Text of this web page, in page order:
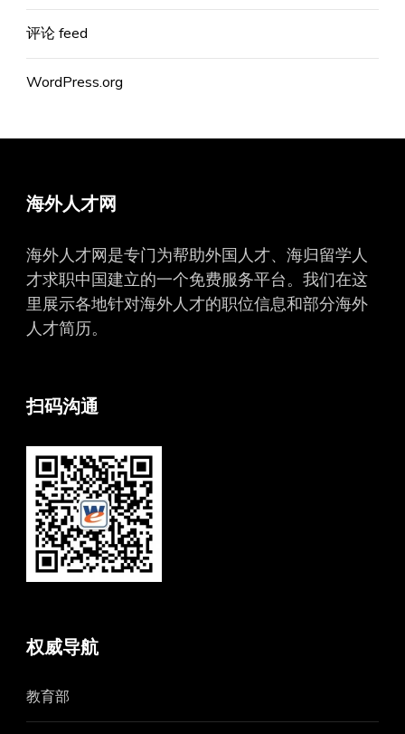
评论 feed
WordPress.org
海外人才网
海外人才网是专门为帮助外国人才、海归留学人
才求职中国建立的一个免费服务平台。我们在这
里展示各地针对海外人才的职位信息和部分海外
人才简历。
扫码沟通
权威导航
教育部